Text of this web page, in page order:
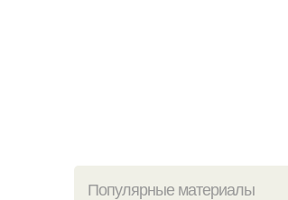
Популярные материалы